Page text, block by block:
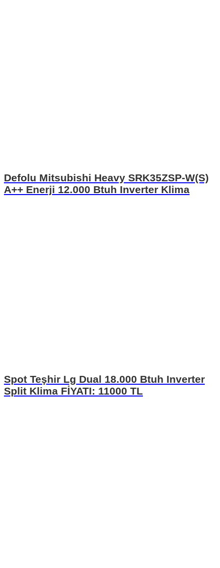
Defolu Mitsubishi Heavy SRK35ZSP-W(S)
A++ Enerji 12.000 Btuh Inverter Klima
Spot Teşhir Lg Dual 18.000 Btuh Inverter
Split Klima FİYATI: 11000 TL